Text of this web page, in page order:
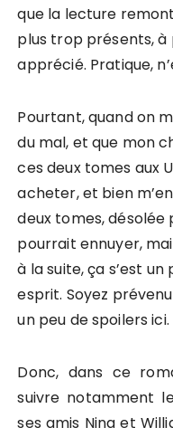
que la lecture
plus trop présents,
apprécié. Pratique,
Pourtant, quand on
du mal, et que mon
ces deux tomes aux
acheter, et bien
deux tomes, désolée
pourrait ennuyer,
à la suite, ça s’est
esprit. Soyez
un peu de spoilers ici.
Donc, dans ce
suivre notamment
ses amis Nina et